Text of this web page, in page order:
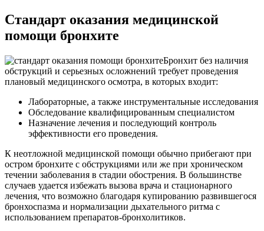
Стандарт оказания медицинской
помощи бронхите
Бронхит без наличия
обструкций и серьезных осложнений требует проведения
плановый медицинского осмотра, в которых входит:
Лабораторные, а также инструментальные исследования
Обследование квалифицированным специалистом
Назначение лечения и последующий контроль
эффективности его проведения.
К неотложной медицинской помощи обычно прибегают при
остром бронхите с обструкциями или же при хроническом
течении заболевания в стадии обострения. В большинстве
случаев удается избежать вызова врача и стационарного
лечения, что возможно благодаря купированию развившегося
бронхоспазма и нормализации дыхательного ритма с
использованием препаратов-бронхолитиков.